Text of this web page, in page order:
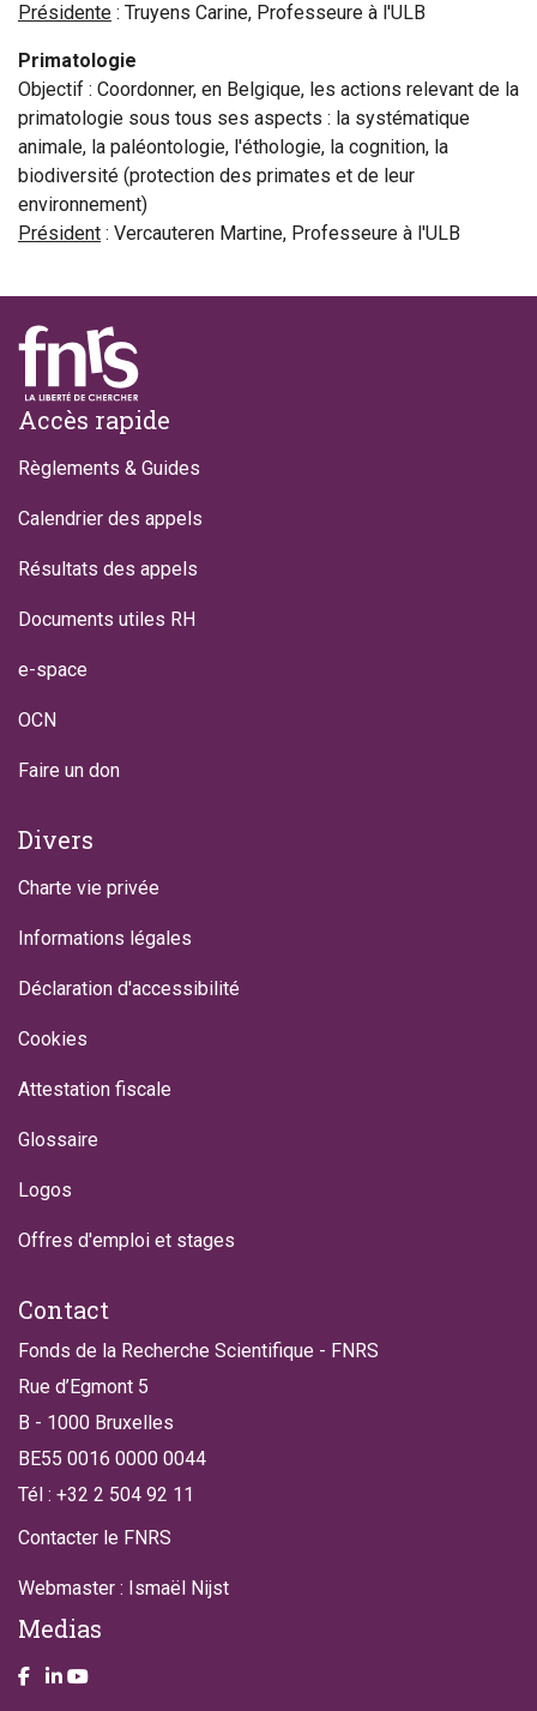
Présidente : Truyens Carine, Professeure à l'ULB
Primatologie
Objectif : Coordonner, en Belgique, les actions relevant de la
primatologie sous tous ses aspects : la systématique
animale, la paléontologie, l'éthologie, la cognition, la
biodiversité (protection des primates et de leur
environnement)
Président : Vercauteren Martine, Professeure à l'ULB
Footer
Accès rapide
Règlements & Guides
Calendrier des appels
Résultats des appels
Documents utiles RH
e-space
OCN
Faire un don
Divers
Charte vie privée
Informations légales
Déclaration d'accessibilité
Cookies
Attestation fiscale
Glossaire
Logos
Offres d'emploi et stages
Contact
Fonds de la Recherche Scientifique - FNRS
Rue d’Egmont 5
B - 1000 Bruxelles
BE55 0016 0000 0044
Tél : +32 2 504 92 11
Contacter le FNRS
Webmaster : Ismaël Nijst
Medias
Take a look on our facebook page
Take a look on our LinkendIn page